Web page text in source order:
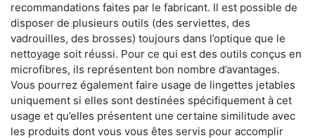
recommandations faites par le fabricant. Il est possible de
disposer de plusieurs outils (des serviettes, des
vadrouilles, des brosses) toujours dans l’optique que le
nettoyage soit réussi. Pour ce qui est des outils conçus en
microfibres, ils représentent bon nombre d’avantages.
Vous pourrez également faire usage de lingettes jetables
uniquement si elles sont destinées spécifiquement à cet
usage et qu’elles présentent une certaine similitude avec
les produits dont vous vous êtes servis pour accomplir